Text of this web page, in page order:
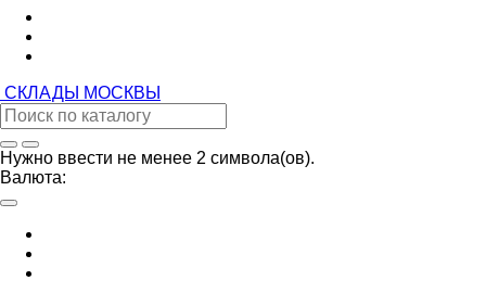
СКЛАДЫ МОСКВЫ
Нужно ввести не менее 2 символа(ов).
Валюта: